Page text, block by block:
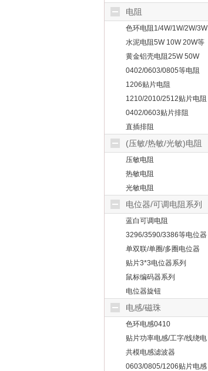
电阻
色环电阻1/4W/1W/2W/3W
等
水泥电阻5W 10W 20W等
黄金铝壳电阻25W 50W
100W
0402/0603/0805等电阻
1206贴片电阻
1210/2010/2512贴片电阻
0402/0603贴片排阻
直插排阻
(压敏/热敏/光敏)电阻
压敏电阻
热敏电阻
光敏电阻
电位器/可调电阻系列
蓝白可调电阻
3296/3590/3386等电位器
单双联/单圈/多圈电位器
贴片3*3电位器系列
鼠标编码器系列
电位器旋钮
电感/磁珠
色环电感0410
贴片功率电感/工字/线绕电
感
共模电感滤波器
0603/0805/1206贴片电感